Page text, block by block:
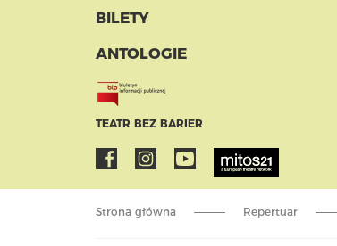
BILETY
ANTOLOGIE
TEATR BEZ BARIER
Strona główna Repertuar